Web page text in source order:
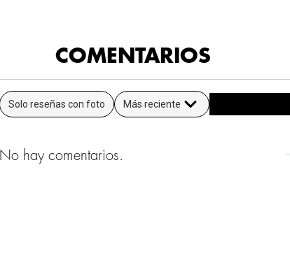
COMENTARIOS
Solo reseñas con foto Más reciente
No hay comentarios.